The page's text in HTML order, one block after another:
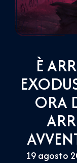
È
ORA
19 agosto